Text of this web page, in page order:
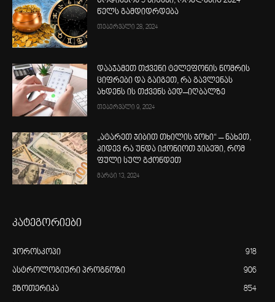
წელს გამდიდრდება
თებერვალი 28, 2024
დააჯამეთ თქვენი ტელეფონის ნომრის
ციფრები და გაიგეთ, რა გავლენას
ახდენს ის თქვენს ბედ–იღბალზე
თებერვალი 9, 2024
„ატარეთ ჯიბით თხილის ჯოხი“ – ნახეთ,
კიდევ რა უნდა იქონიოთ ჯიბეში, რომ
ფული სულ გქონდეთ
მარტი 13, 2024
კატეგორიები
ჰოროსკოპი 918
ასტროლოგიური პროგნოზი 906
ეზოთერიკა 854